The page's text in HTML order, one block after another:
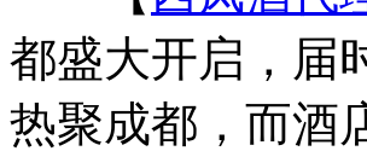
都盛大开启，届
热聚成都，而酒